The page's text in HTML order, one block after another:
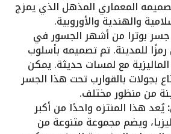
المعماري المذهل الذي يمزج
والهندية والأوروبية.
بوترا من أشهر الجسور في
رمزًا للمدينة. تم تصميمه بأسلوب
مع لمسات حديثة. يمكن
بجولات بالقوارب تحت هذا الجسر
من منظور مختلف.
يُعد هذا المنتزه واحدًا من أكبر
ويضم مجموعة متنوعة من